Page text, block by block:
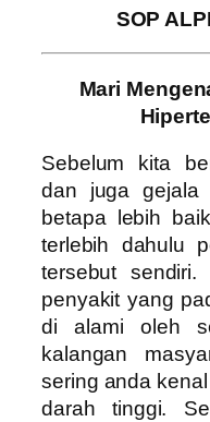
SOP
Mari
Sebelum kita
dan juga gejala
betapa lebih
terlebih dahulu
tersebut sendiri.
penyakit yang
di alami oleh
kalangan
sering anda
darah tinggi.